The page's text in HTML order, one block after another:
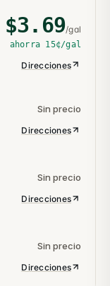
$3.69/gal
ahorra 15¢/gal
Direcciones
Sin precio
Direcciones
Sin precio
Direcciones
Sin precio
Direcciones